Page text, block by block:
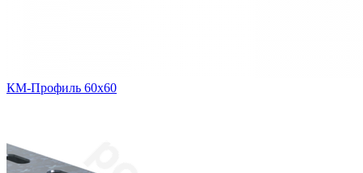
КМ-Профиль 60х60